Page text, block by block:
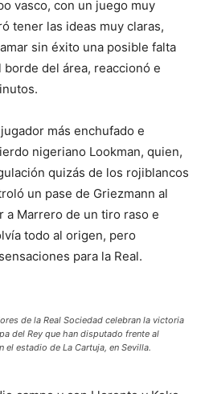
vasco, con un juego muy
tener las ideas muy claras,
sin éxito una posible falta
del área, reaccionó e
más enchufado e
nigeriano Lookman, quien,
quizás de los rojiblancos
un pase de Griezmann al
a Marrero de un tiro raso e
todo al origen, pero
para la Real.
de la Real Sociedad celebran la victoria
del Rey que han disputado frente al
estadio de La Cartuja, en Sevilla.